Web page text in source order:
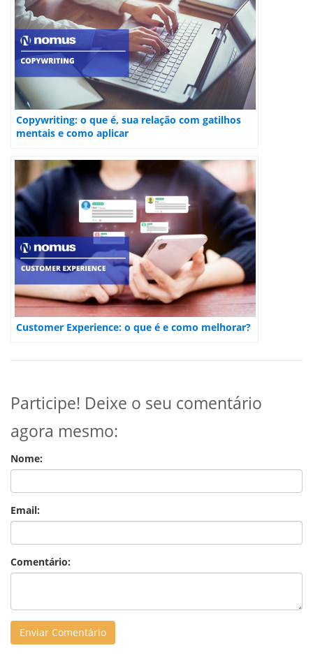
Copywriting: o que é, sua relação com gatilhos
mentais e como aplicar
Customer Experience: o que é e como melhorar?
Participe! Deixe o seu comentário
agora mesmo:
Nome:
Email:
Comentário: